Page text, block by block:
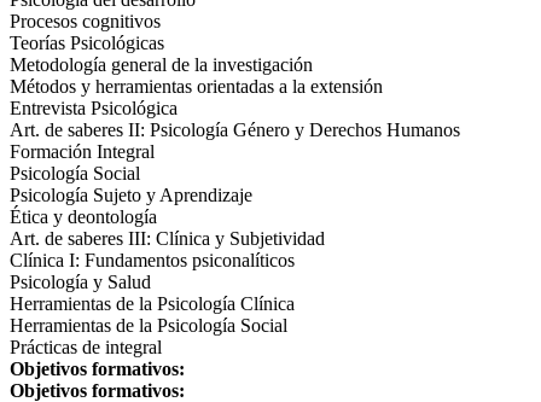
Procesos cognitivos
Teorías Psicológicas
Metodología general de la investigación
Métodos y herramientas orientadas a la extensión
Entrevista Psicológica
Art. de saberes II: Psicología Género y Derechos Humanos
Formación Integral
Psicología Social
Psicología Sujeto y Aprendizaje
Ética y deontología
Art. de saberes III: Clínica y Subjetividad
Clínica I: Fundamentos psiconalíticos
Psicología y Salud
Herramientas de la Psicología Clínica
Herramientas de la Psicología Social
Prácticas de integral
Objetivos formativos:
Objetivos formativos: